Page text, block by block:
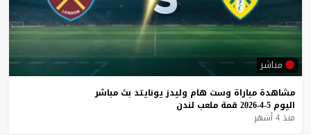
مباشر
مشاهدة مباراة وست هام وليدز يونايتد بث مباشر
اليوم 5-4-2026 قمة ملعب لندن
منذ 4 أشهر